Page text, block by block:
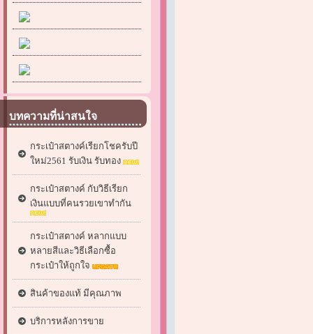
บทความที่น่าสนใจ
กระเป๋าสตางค์เรียกโชครับปี
ใหม่2561 รับเงิน รับทอง
กระเป๋าสตางค์ กับวิธีเรียก
เงินแบบที่คนรวยเขาทำกัน
กระเป๋าสตางค์ หลากแบบ
หลายสีและวิธีเลือกซื้อ
กระเป๋าให้ถูกใจ
สินค้าของแท้ มีคุณภาพ
บริการหลังการขาย